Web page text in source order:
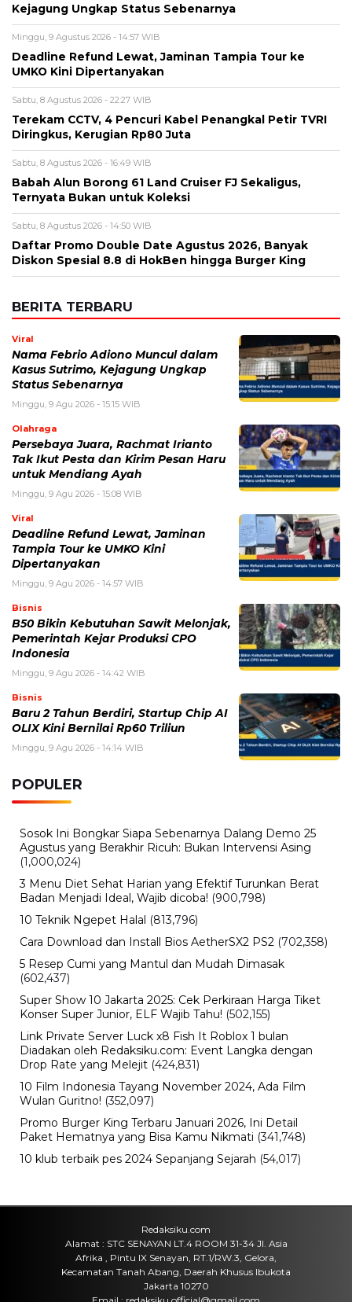
Kejagung Ungkap Status Sebenarnya
Minggu, 9 Agustus 2026 - 14:57 WIB
Deadline Refund Lewat, Jaminan Tampia Tour ke
UMKO Kini Dipertanyakan
Sabtu, 8 Agustus 2026 - 22:27 WIB
Terekam CCTV, 4 Pencuri Kabel Penangkal Petir TVRI
Diringkus, Kerugian Rp80 Juta
Sabtu, 8 Agustus 2026 - 16:49 WIB
Babah Alun Borong 61 Land Cruiser FJ Sekaligus,
Ternyata Bukan untuk Koleksi
Sabtu, 8 Agustus 2026 - 14:50 WIB
Daftar Promo Double Date Agustus 2026, Banyak
Diskon Spesial 8.8 di HokBen hingga Burger King ‎
BERITA TERBARU
Viral
Nama Febrio Adiono Muncul dalam
Kasus Sutrimo, Kejagung Ungkap
Status Sebenarnya
Minggu, 9 Agu 2026 - 15:15 WIB
Olahraga
Persebaya Juara, Rachmat Irianto
Tak Ikut Pesta dan Kirim Pesan Haru
untuk Mendiang Ayah
Minggu, 9 Agu 2026 - 15:08 WIB
Viral
Deadline Refund Lewat, Jaminan
Tampia Tour ke UMKO Kini
Dipertanyakan
Minggu, 9 Agu 2026 - 14:57 WIB
Bisnis
B50 Bikin Kebutuhan Sawit Melonjak,
Pemerintah Kejar Produksi CPO
Indonesia
Minggu, 9 Agu 2026 - 14:42 WIB
Bisnis
Baru 2 Tahun Berdiri, Startup Chip AI
OLIX Kini Bernilai Rp60 Triliun
Minggu, 9 Agu 2026 - 14:14 WIB
POPULER
Sosok Ini Bongkar Siapa Sebenarnya Dalang Demo 25
Agustus yang Berakhir Ricuh: Bukan Intervensi Asing
(1,000,024)
3 Menu Diet Sehat Harian yang Efektif Turunkan Berat
Badan Menjadi Ideal, Wajib dicoba! (900,798)
10 Teknik Ngepet Halal (813,796)
Cara Download dan Install Bios AetherSX2 PS2 (702,358)
5 Resep Cumi yang Mantul dan Mudah Dimasak
(602,437)
Super Show 10 Jakarta 2025: Cek Perkiraan Harga Tiket
Konser Super Junior, ELF Wajib Tahu! (502,155)
Link Private Server Luck x8 Fish It Roblox 1 bulan
Diadakan oleh Redaksiku.com: Event Langka dengan
Drop Rate yang Melejit (424,831)
10 Film Indonesia Tayang November 2024, Ada Film
Wulan Guritno! (352,097)
Promo Burger King Terbaru Januari 2026, Ini Detail
Paket Hematnya yang Bisa Kamu Nikmati (341,748)
10 klub terbaik pes 2024 Sepanjang Sejarah (54,017)
Redaksiku.com
Alamat : STC SENAYAN LT.4 ROOM 31-34 Jl. Asia
Afrika , Pintu IX Senayan, RT.1/RW.3, Gelora,
Kecamatan Tanah Abang, Daerah Khusus Ibukota
Jakarta 10270